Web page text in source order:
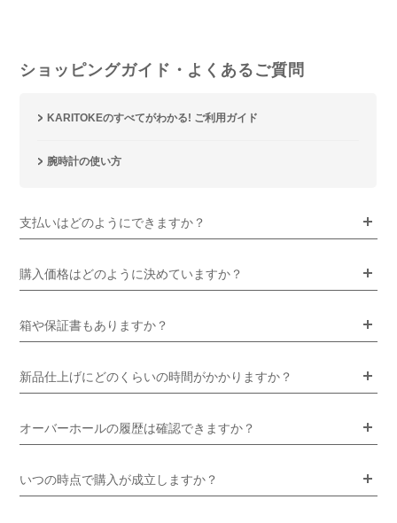
ショッピングガイド・よくあるご質問
KARITOKEのすべてがわかる! ご利用ガイド
腕時計の使い方
支払いはどのようにできますか？
購入価格はどのように決めていますか？
箱や保証書もありますか？
新品仕上げにどのくらいの時間がかかりますか？
オーバーホールの履歴は確認できますか？
いつの時点で購入が成立しますか？